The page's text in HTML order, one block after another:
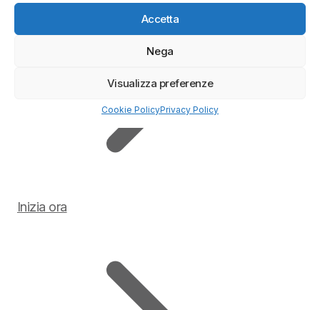
Accetta
Nega
Visualizza preferenze
Cookie PolicyPrivacy Policy
Inizia ora